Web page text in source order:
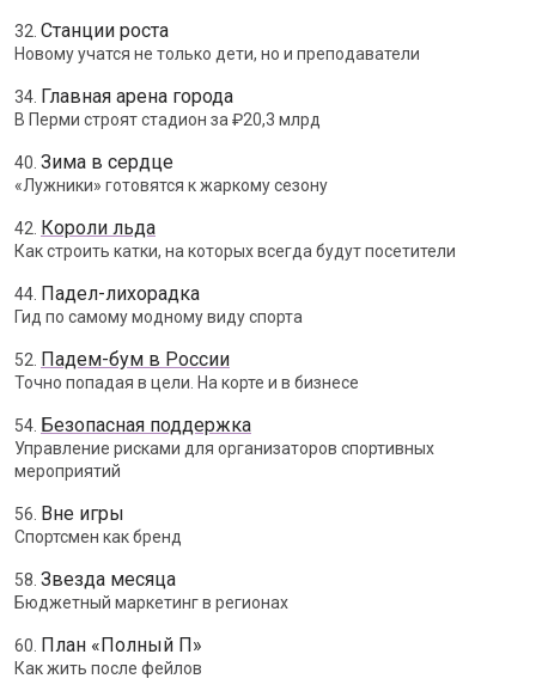
32. Станции роста
Новому учатся не только дети, но и преподаватели
34. Главная арена города
В Перми строят стадион за ₽20,3 млрд
40. Зима в сердце
«Лужники» готовятся к жаркому сезону
42. Короли льда
Как строить катки, на которых всегда будут посетители
44. Падел-лихорадка
Гид по самому модному виду спорта
52. Падем-бум в России
Точно попадая в цели. На корте и в бизнесе
54. Безопасная поддержка
Управление рисками для организаторов спортивных
мероприятий
56. Вне игры
Спортсмен как бренд
58. Звезда месяца
Бюджетный маркетинг в регионах
60. План «Полный П»
Как жить после фейлов